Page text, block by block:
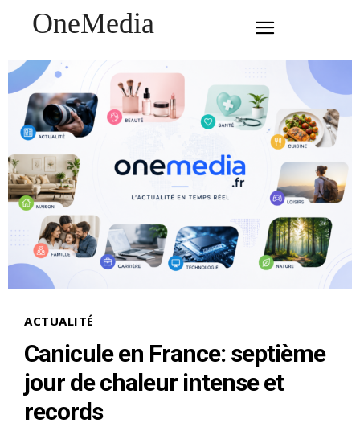
OneMedia
ACTUALITÉ
Canicule en France: septième
jour de chaleur intense et
records